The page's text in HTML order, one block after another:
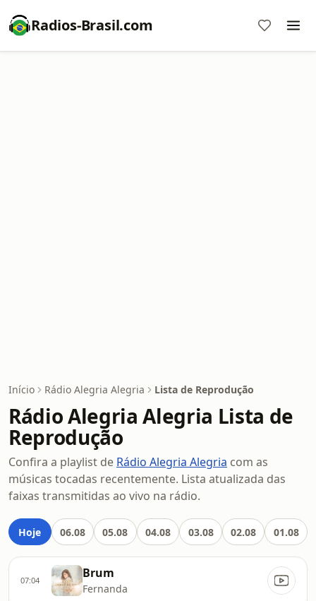
Radios-Brasil.com
Início Rádio Alegria Alegria Lista de Reprodução
Rádio Alegria Alegria Lista de
Reprodução
Confira a playlist de Rádio Alegria Alegria com as
músicas tocadas recentemente. Lista atualizada das
faixas transmitidas ao vivo na rádio.
Hoje 06.08 05.08 04.08 03.08 02.08 01.08
07:04 Brum
Fernanda